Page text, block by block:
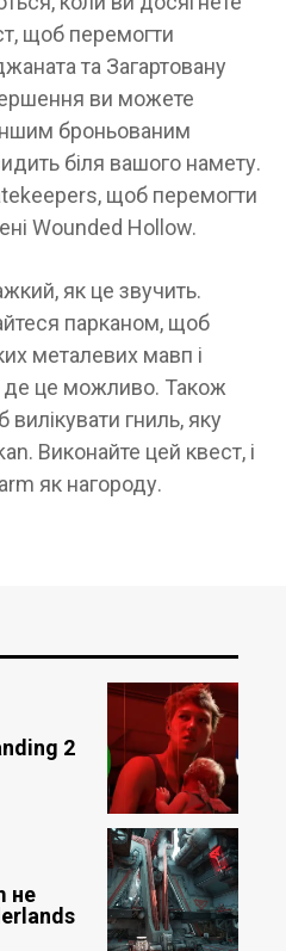
щоб перемогти
та Загартовану
ви можете
броньованим
біля вашого намету.
щоб перемогти
Wounded Hollow.
як це звучить.
парканом, щоб
металевих мавп і
де це можливо. Також
вилікувати гниль, яку
Виконайте цей квест, і
як нагороду.
2
не